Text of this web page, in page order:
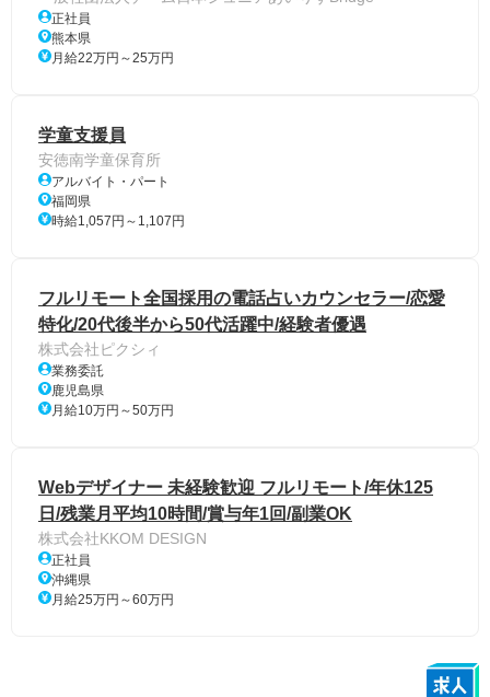
正社員
熊本県
月給22万円～25万円
学童支援員
安徳南学童保育所
アルバイト・パート
福岡県
時給1,057円～1,107円
フルリモート全国採用の電話占いカウンセラー/恋愛
特化/20代後半から50代活躍中/経験者優遇
株式会社ピクシィ
業務委託
鹿児島県
月給10万円～50万円
Webデザイナー 未経験歓迎 フルリモート/年休125
日/残業月平均10時間/賞与年1回/副業OK
株式会社KKOM DESIGN
正社員
沖縄県
月給25万円～60万円